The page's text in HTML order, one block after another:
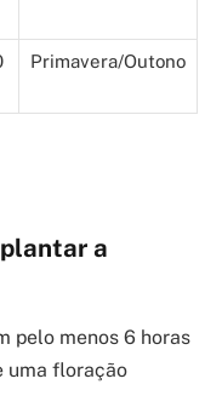
Primavera/Outono
a
pelo menos 6 horas
uma floração